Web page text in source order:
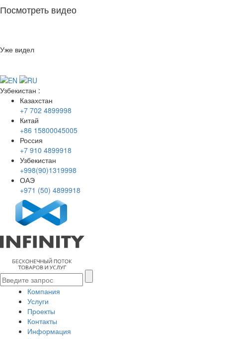
Посмотреть видео
Уже видел
Узбекистан :
Казахстан
+7 702 4899998
Китай
+86 15800045005
Россия
+7 910 4899918
Узбекистан
+998(90)1319998
ОАЭ
+971 (50) 4899918
Компания
Услуги
Проекты
Контакты
Информация